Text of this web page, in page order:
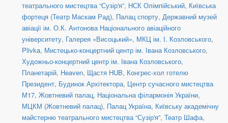
театрального мистецтва “Сузір'я”, НСК Олімпійський, Київська
фортеця (Театр Маскам Рад), Палац спорту, Державний музей
авіації ім. О.К. Антонова Національного авіаційного
університету, Галерея «Висоцький», МКЦ ім. І. Козловського,
Plivka, Мистецько-концертний центр ім. Івана Козловського,
Художньо-концертний центр ім. Івана Козловського,
Планетарій, Heaven, Щастя HUB, Конгрес-хол готелю
Президент, Будинок Архітектора, Центр сучасного мистецтва
М17, Жовтневий палац, Національна філармонія України,
МЦКМ (Жовтневий палац), Палац Україна, Київську академічну
майстерню театрального мистецтва “Сузір'я”, Театр Шафа,